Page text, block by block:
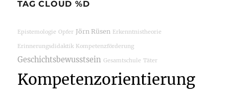
TAG CLOUD %D
Epistemologie Opfer Jörn Rüsen Erkenntnistheorie
Erinnerungsdidaktik Kompetenzförderung
Geschichtsbewusstsein Gesamtschule Täter
Kompetenzorientierung